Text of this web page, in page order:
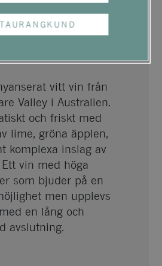
WINES
RIESLING
vitt vin från
Valley i Australien.
och friskt med
lime, gröna äpplen,
komplexa inslag av
vin med höga
som bjuder på en
men upplevs
en lång och
avslutning.